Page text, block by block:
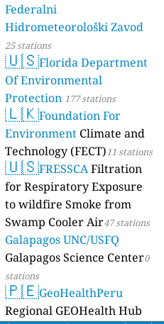
Federalni
Hidrometeorološki Zavod
25 stations
🇺🇸Florida Department
Of Environmental
Protection 177 stations
🇱🇰Foundation For
Environment Climate and
Technology (FECT)11 stations
🇺🇸FRESSCAFiltration
for Respiratory Exposure
to wildfire Smoke from
Swamp Cooler Air47 stations
Galapagos UNC/USFQ
Galapagos Science Center0
stations
🇵🇪GeoHealthPeru
Regional GEOHealth Hub